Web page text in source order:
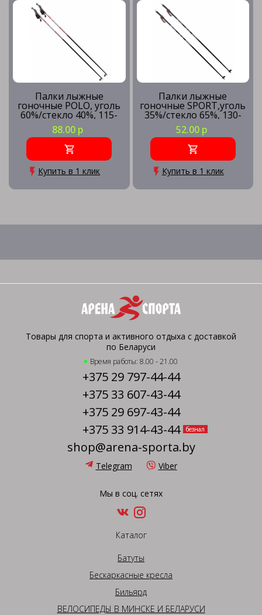
Палки лыжные
гоночные POLO, уголь
60%/стекло 40%, 115-
125 р-р
88.00 р
Купить в 1 клик
Палки лыжные
гоночные SPORT,уголь
35%/стекло 65%, 130-
150 р-р
52.00 р
Купить в 1 клик
Товары для спорта и активного отдыха с доставкой
по Беларуси
Время работы: 8.00 - 21.00
+375 29 797-44-44
+375 33 607-43-44
+375 29 697-43-44
+375 33 914-43-44
безнал
shop@arena-sporta.by
Telegram Viber
Мы в соц. сетях
Каталог
Батуты
Бескаркасные кресла
Бильярд
ВЕЛОСИПЕДЫ В МИНСКЕ И БЕЛАРУСИ